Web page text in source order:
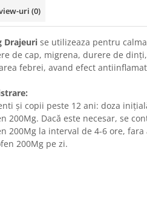
uri (0)
Drajeuri se utilizeaza pentru
de cap, migrena, durere de
febrei, avand efect
și copii peste 12 ani: doza
200Mg. Dacă este necesar, se
200Mg la interval de 4-6 ore, fara
200Mg pe zi.